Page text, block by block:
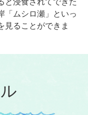
と浸食されてできた
「ムシロ瀬」といっ
見ることができま